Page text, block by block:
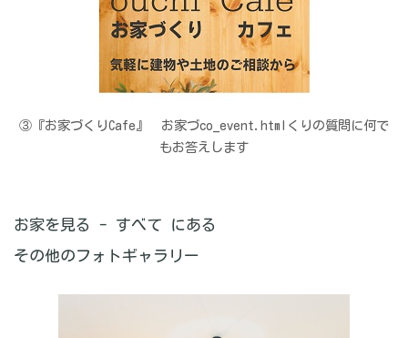
③『お家づくりCafe』 お家づco_event.htmlくりの質問に何で
もお答えします
お家を見る - すべて にある
その他のフォトギャラリー